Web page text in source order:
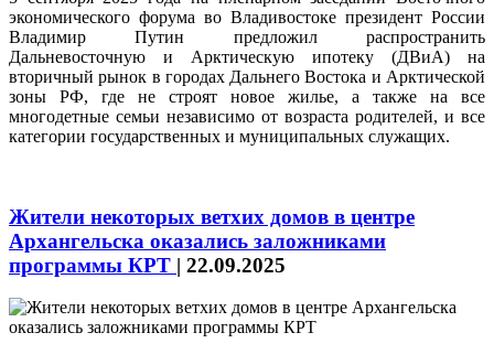
экономического форума во Владивостоке президент России
Владимир Путин предложил распространить
Дальневосточную и Арктическую ипотеку (ДВиА) на
вторичный рынок в городах Дальнего Востока и Арктической
зоны РФ, где не строят новое жилье, а также на все
многодетные семьи независимо от возраста родителей, и все
категории государственных и муниципальных служащих.
Жители некоторых ветхих домов в центре
Архангельска оказались заложниками
программы КРТ | 22.09.2025